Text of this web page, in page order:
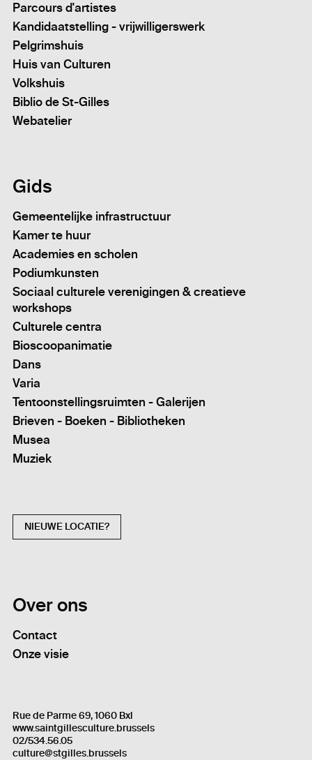
Parcours d'artistes
Kandidaatstelling - vrijwilligerswerk
Pelgrimshuis
Huis van Culturen
Volkshuis
Biblio de St-Gilles
Webatelier
Gids
Gemeentelijke infrastructuur
Kamer te huur
Academies en scholen
Podiumkunsten
Sociaal culturele verenigingen & creatieve
workshops
Culturele centra
Bioscoopanimatie
Dans
Varia
Tentoonstellingsruimten - Galerijen
Brieven - Boeken - Bibliotheken
Musea
Muziek
NIEUWE LOCATIE?
Over ons
Contact
Onze visie
Rue de Parme 69, 1060 Bxl
www.saintgillesculture.brussels
02/534.56.05
culture@stgilles.brussels